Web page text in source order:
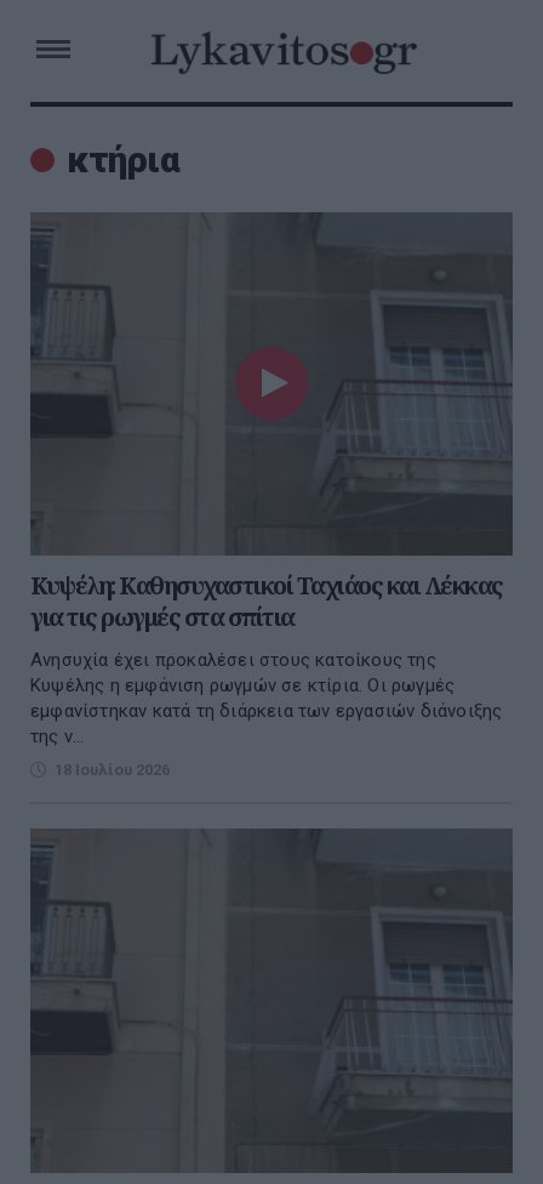
κτήρια
Κυψέλη: Καθησυχαστικοί Ταχιάος και Λέκκας
για τις ρωγμές στα σπίτια
Ανησυχία έχει προκαλέσει στους κατοίκους της
Κυψέλης η εμφάνιση ρωγμών σε κτίρια. Οι ρωγμές
εμφανίστηκαν κατά τη διάρκεια των εργασιών διάνοιξης
της ν...
18 Ιουλίου 2026